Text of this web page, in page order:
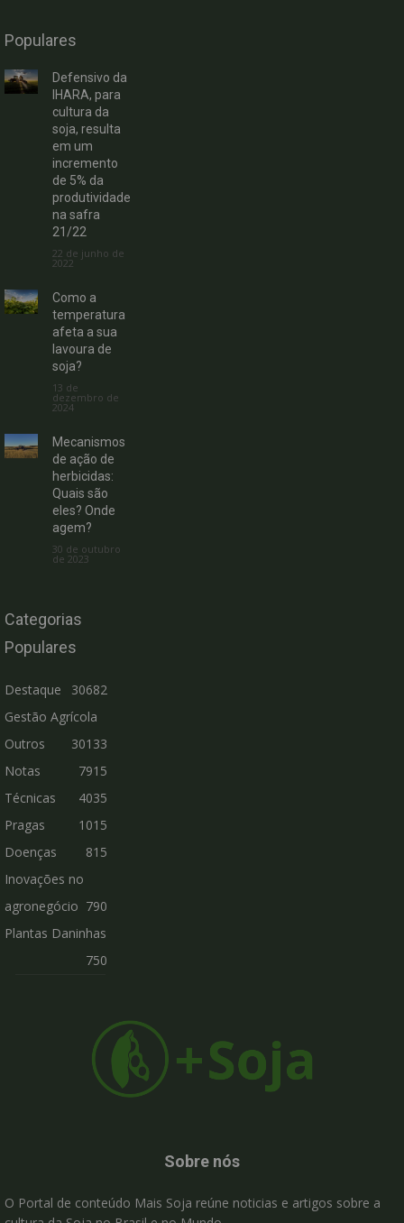
Populares
Defensivo da
IHARA, para
cultura da
soja, resulta
em um
incremento
de 5% da
produtividade
na safra
21/22
22 de junho de
2022
Como a
temperatura
afeta a sua
lavoura de
soja?
13 de
dezembro de
2024
Mecanismos
de ação de
herbicidas:
Quais são
eles? Onde
agem?
30 de outubro
de 2023
Categorias
Populares
Destaque
30682
Gestão Agrícola
30133
Outros
7915
Notas
Técnicas
4035
Pragas
1015
Doenças
815
Inovações no
agronegócio 790
Plantas Daninhas
750
Sobre nós
O Portal de conteúdo Mais Soja reúne noticias e artigos sobre a